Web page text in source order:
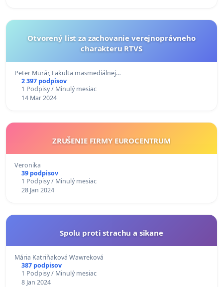
Otvorený list za zachovanie verejnoprávneho
charakteru RTVS
Peter Murár, Fakulta masmediálnej…
2 397 podpisov
1 Podpisy / Minulý mesiac
14 Mar 2024
ZRUŠENIE FIRMY EUROCENTRUM
Veronika
39 podpisov
1 Podpisy / Minulý mesiac
28 Jan 2024
Spolu proti strachu a sikane
Mária Katriňaková Wawreková
387 podpisov
1 Podpisy / Minulý mesiac
8 Jan 2024